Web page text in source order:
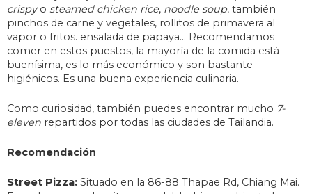
crispyo steamed chicken rice, noodle soup, también
pinchos de carne y vegetales, rollitos de primavera al
vapor o fritos. ensalada de papaya… Recomendamos
comer en estos puestos, la mayoría de la comida está
buenísima, es lo más económico y son bastante
higiénicos. Es una buena experiencia culinaria.
Como curiosidad, también puedes encontrar mucho 7-
eleven repartidos por todas las ciudades de Tailandia.
Recomendación
Street Pizza: Situado en la 86-88 Thapae Rd, Chiang Mai.